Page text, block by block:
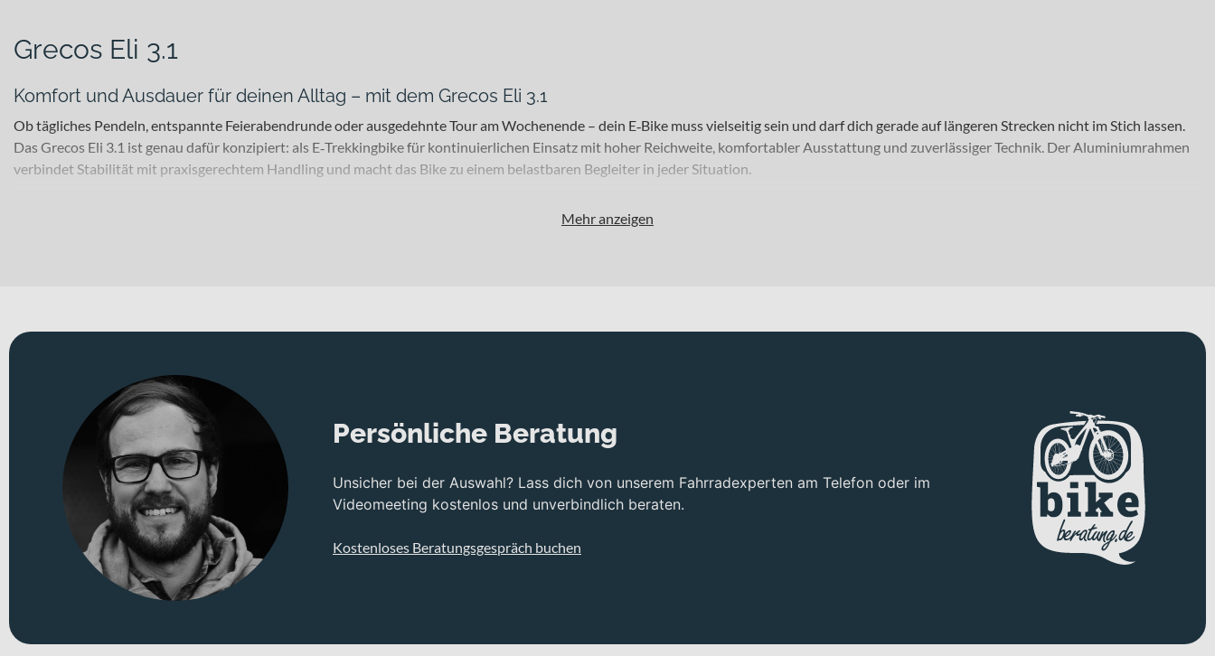
Grecos Eli 3.1
Komfort und Ausdauer für deinen Alltag – mit dem Grecos Eli 3.1
Ob tägliches Pendeln, entspannte Feierabendrunde oder ausgedehnte Tour am Wochenende – dein E‑Bike muss vielseitig sein und darf dich gerade auf längeren Strecken nicht im Stich lassen.
Das Grecos Eli 3.1 ist genau dafür konzipiert: als E‑Trekkingbike für kontinuierlichen Einsatz mit hoher Reichweite, komfortabler Ausstattung und zuverlässiger Technik. Der Aluminiumrahmen
verbindet Stabilität mit praxisgerechtem Handling und macht das Bike zu einem belastbaren Begleiter in jeder Situation.
ruhiges Abrollverhalten – ideal für Stadtfahrten und längere Touren.
Erhältlich ist das Bike in „schwarz matt“ und als Mono-Rahmen ausgeführt, was dir einen besonders bequemen Auf- und Abstieg ermöglicht und den Alltagsnutzen zusätzlich erhöht.
Technisches Konzept und Systemintegration
Das Grecos Eli 3.1 setzt auf eine durchdachte Kombination aus robuster Bauweise und komfortorientierter Ausstattung. Die luftgefederten Gabel mit Hydraulic Lockout erlaubt dir, die
Dämpfung an deine Strecke anzupassen und bei Bedarf effizienter zu fahren. Für präzise Verzögerung sorgen vorne wie hinten MAGURA MT4 Hydraulische Scheibenbremsen, die auch bei
höherem Tempo oder zusätzlicher Beladung kontrolliertes Bremsen unterstützen.
Geschaltet wird über eine 11-Gang-Kettenschaltung mit KMC Kette. So findest du stets die passende Übersetzung für unterschiedliche Streckenprofile.
Im Alltag profitierst du zudem von der fest verbauten Beleuchtung mit Trelock LS380 VEO 50Lux Frontleuchte und Herrmans H-Trace Rückleuchte. Da die Straßenzulassung mit „Ja“
ausgewiesen ist, bewegst du dich im öffentlichen Straßenverkehr regelkonform. Für zusätzlichen Komfort sorgt die Satori Harmony-LT2 Sattelstütze, die Unebenheiten effektiv abmildert.
Im Zentrum steht der Bosch Performance Line CX BES5 Motor, der dich kraftvoll bei deinen Touren unterstützt. Gespeist wird das System vom Bosch Powertube 800Wh Akku mit einer
Mehr anzeigen
Persönliche Beratung
Unsicher bei der Auswahl? Lass dich von unserem Fahrradexperten am Telefon oder im
Videomeeting kostenlos und unverbindlich beraten.
Kostenloses Beratungsgespräch buchen